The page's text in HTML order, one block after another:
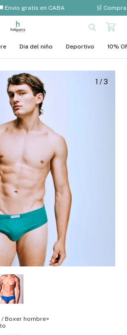
Envío gratis en CABA 🛒
Dia del niño Deportivo 10%
1 /3
/ Boxer hombre>